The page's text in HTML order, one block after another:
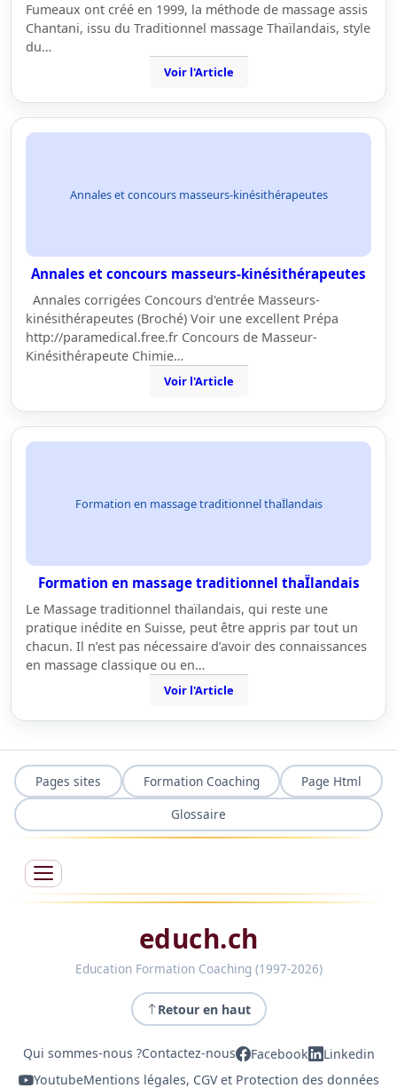
Fumeaux ont créé en 1999, la méthode de massage assis
Chantani, issu du Traditionnel massage Thaïlandais, style
du…
Voir l'Article
Annales et concours masseurs-kinésithérapeutes
Annales et concours masseurs-kinésithérapeutes
Annales corrigées Concours d'entrée Masseurs-
kinésithérapeutes (Broché) Voir une excellent Prépa
http://paramedical.free.fr Concours de Masseur-
Kinésithérapeute Chimie…
Voir l'Article
Formation en massage traditionnel thaÏlandais
Formation en massage traditionnel thaÏlandais
Le Massage traditionnel thaïlandais, qui reste une
pratique inédite en Suisse, peut être appris par tout un
chacun. Il n’est pas nécessaire d’avoir des connaissances
en massage classique ou en…
Voir l'Article
Pages sites Formation Coaching
Page Html
Glossaire
educh.ch
Education Formation Coaching (1997-2026)
Retour en haut
Qui sommes-nous ?Contactez-nous Facebook
Linkedin
YoutubeMentions légales, CGV et Protection des données